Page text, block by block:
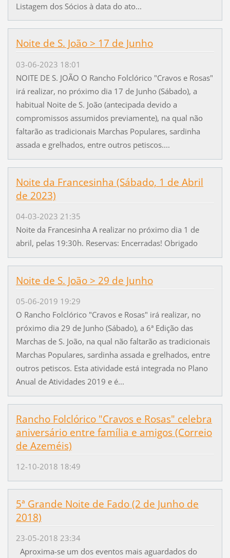
Listagem dos Sócios à data do ato...
Noite de S. João > 17 de Junho
03-06-2023 18:01
NOITE DE S. JOÃO O Rancho Folclórico "Cravos e Rosas"
irá realizar, no próximo dia 17 de Junho (Sábado), a
habitual Noite de S. João (antecipada devido a
compromissos assumidos previamente), na qual não
faltarão as tradicionais Marchas Populares, sardinha
assada e grelhados, entre outros petiscos....
Noite da Francesinha (Sábado, 1 de Abril
de 2023)
04-03-2023 21:35
Noite da Francesinha A realizar no próximo dia 1 de
abril, pelas 19:30h. Reservas: Encerradas! Obrigado
Noite de S. João > 29 de Junho
05-06-2019 19:29
O Rancho Folclórico "Cravos e Rosas" irá realizar, no
próximo dia 29 de Junho (Sábado), a 6ª Edição das
Marchas de S. João, na qual não faltarão as tradicionais
Marchas Populares, sardinha assada e grelhados, entre
outros petiscos. Esta atividade está integrada no Plano
Anual de Atividades 2019 e é...
Rancho Folclórico "Cravos e Rosas" celebra
aniversário entre família e amigos (Correio
de Azeméis)
12-10-2018 18:49
5ª Grande Noite de Fado (2 de Junho de
2018)
23-05-2018 23:34
Aproxima-se um dos eventos mais aguardados do